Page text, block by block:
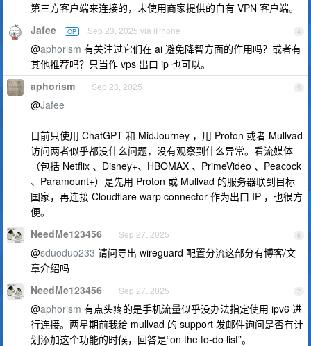
第三方客户端来连接的，未使用商家提供的自有 VPN 客户端。
4
Jafee OP Sep 23, 2025 via iPhone
@aphorism 有关注过它们在 ai 避免降智方面的作用吗？或者有
其他推荐吗？只当作 vps 出口 ip 也可以。
5
aphorism Sep 23, 2025
@Jafee
目前只使用 ChatGPT 和 MidJourney ，用 Proton 或者 Mullvad
访问两者似乎都没什么问题，没有观察到什么异常。看流媒体
（包括 Netflix 、Disney+、HBOMAX 、PrimeVideo 、Peacock
、Paramount+）是先用 Proton 或 Mullvad 的服务器联到目标
国家，再连接 Cloudflare warp connector 作为出口 IP ，也很方
便。
6
NeedMe123456 Sep 27, 2025
@sduoduo233 请问导出 wireguard 配置分流这部分有博客/文
章介绍吗
7
NeedMe123456 Sep 27, 2025
@aphorism 有点头疼的是手机流量似乎没办法指定使用 ipv6 进
行连接。两星期前我给 mullvad 的 support 发邮件询问是否有计
划添加这个功能的时候，回答是“on the to-do list”。